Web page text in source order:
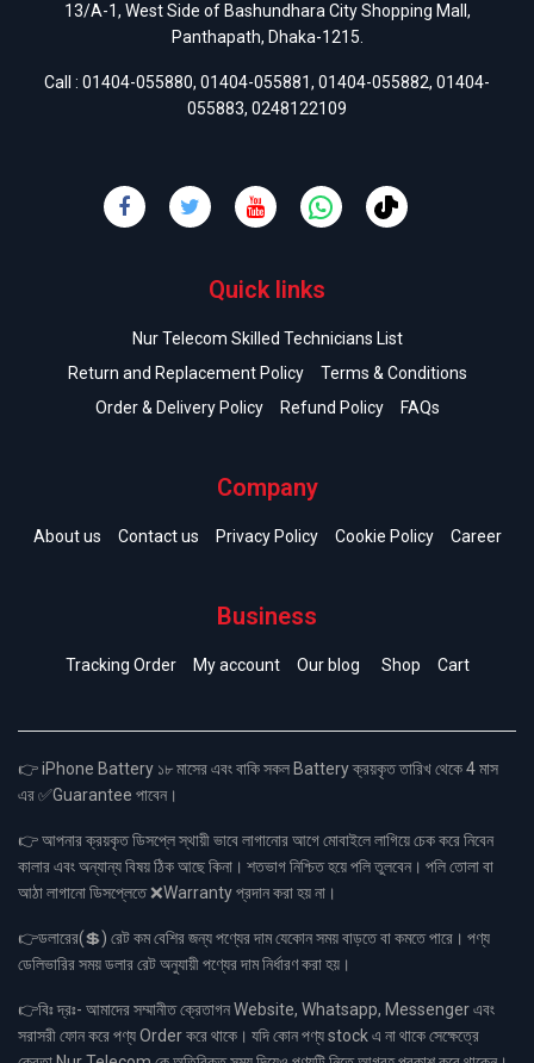
13/A-1, West Side of Bashundhara City Shopping Mall,
Panthapath, Dhaka-1215.
Call : 01404-055880, 01404-055881, 01404-055882, 01404-
055883, 0248122109
Quick links
Nur Telecom Skilled Technicians List
Return and Replacement Policy
Terms & Conditions
Order & Delivery Policy
Refund Policy FAQs
Company
About us Contact us Privacy Policy Cookie Policy Career
Business
Tracking Order My account Our blog Shop Cart
👉 iPhone Battery ১৮ মাসের এবং বাকি সকল Battery ক্রয়কৃত তারিখ থেকে 4 মাস
এর ✅Guarantee পাবেন।
👉 আপনার ক্রয়কৃত ডিসপ্লে স্থায়ী ভাবে লাগানোর আগে মোবাইলে লাগিয়ে চেক করে নিবেন
কালার এবং অন্যান্য বিষয় ঠিক আছে কিনা। শতভাগ নিশ্চিত হয়ে পলি তুলবেন। পলি তোলা বা
আঠা লাগানো ডিসপ্লেতে ❌Warranty প্রদান করা হয় না।
👉ডলারের(💲) রেট কম বেশির জন্য পণ্যের দাম যেকোন সময় বাড়তে বা কমতে পারে। পণ্য
ডেলিভারির সময় ডলার রেট অনুযায়ী পণ্যের দাম নির্ধারণ করা হয়।
👉বিঃ দ্রঃ- আমাদের সম্মানীত ক্রেতাগন Website, Whatsapp, Messenger এবং
সরাসরী ফোন করে পণ্য Order করে থাকে। যদি কোন পণ্য stock এ না থাকে সেক্ষেত্রে